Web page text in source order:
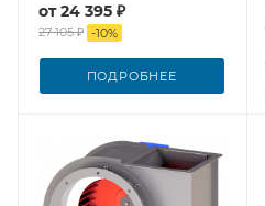
от24 395 ₽
27 105 ₽ -10%
ПОДРОБНЕЕ